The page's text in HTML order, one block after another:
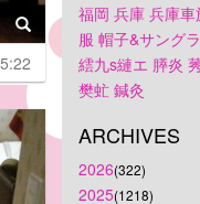
福岡 兵庫 兵庫車
服 帽子&サング
繧九s縺エ 膵炎
樊虻 鍼灸
ARCHIVES
2026(322)
2025(1218)